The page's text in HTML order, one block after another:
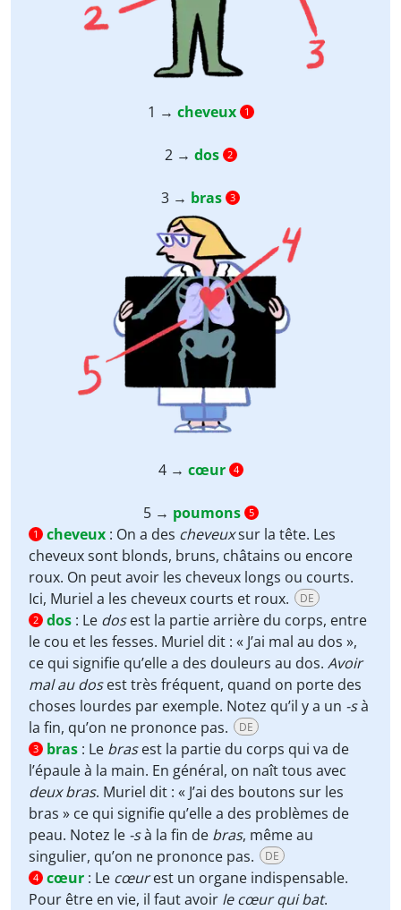
1 → cheveux 1
2 → dos 2
3 → bras 3
4 → cœur 4
5 → poumons
5
1
cheveux : On a des cheveuxsur la tête. Les
cheveux sont blonds, bruns, châtains ou encore
roux. On peut avoir les cheveux longs ou courts.
Ici, Muriel a les cheveux courts et roux.
DE
2 dos : Le dosest la partie arrière du corps, entre
le cou et les fesses. Muriel dit : « J’ai mal au dos »,
ce qui signifie qu’elle a des douleurs au dos. Avoir
mal au dosest très fréquent, quand on porte des
choses lourdes par exemple. Notez qu’il y a un -sà
la fin, qu’on ne prononce pas.
DE
3 bras : Le brasest la partie du corps qui va de
l’épaule à la main. En général, on naît tous avec
deux bras. Muriel dit : « J’ai des boutons sur les
bras » ce qui signifie qu’elle a des problèmes de
peau. Notez le -sà la fin de bras, même au
singulier, qu’on ne prononce pas.
DE
4 cœur : Le cœurest un organe indispensable.
Pour être en vie, il faut avoir le cœur qui bat.